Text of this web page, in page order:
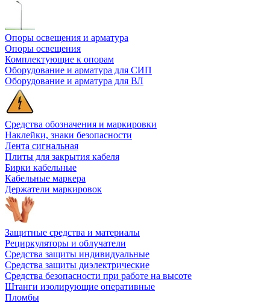
Опоры освещения и арматура
Опоры освещения
Комплектующие к опорам
Оборудование и арматура для СИП
Оборудование и арматура для ВЛ
Средства обозначения и маркировки
Наклейки, знаки безопасности
Лента сигнальная
Плиты для закрытия кабеля
Бирки кабельные
Кабельные маркера
Держатели маркировок
Защитные средства и материалы
Рециркуляторы и облучатели
Средства защиты индивидуальные
Средства защиты диэлектрические
Средства безопасности при работе на высоте
Штанги изолирующие оперативные
Пломбы